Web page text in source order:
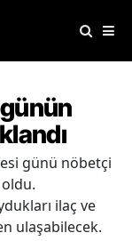
günü nöbetçi
ilaç ve
ulaşabilecek.